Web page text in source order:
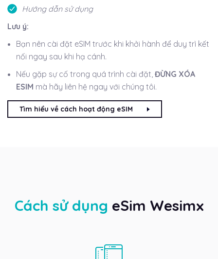
Hướng dẫn sử dụng
Lưu ý:
Bạn nên cài đặt eSIM trước khi khởi hành để duy trì kết
nối ngay sau khi hạ cánh.
Nếu gặp sự cố trong quá trình cài đặt, ĐỪNG XÓA
ESIM mà hãy liên hệ ngay với chúng tôi.
Tìm hiểu về cách hoạt động eSIM
Cách sử dụng eSim Wesimx